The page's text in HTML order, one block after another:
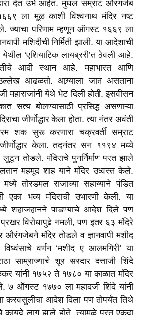
देत उभे आहेत. मुघल सम्राट औरंगजेब
ला मूळ काशी विश्वनाथ मंदिर नष्ट
ज्याचा परिणाम म्हणून ऑगस्ट १६६९ ला
मशिदीची निर्मिती झाली. या आदेशाची
‘एशियाटिक लायब्ररी’त ठेवली आहे.
आदी स्थान आहे. महाभारत आणि
आढळतो. आग्र्याला जात असताना
महाराजांनी येथे भेट दिली होती. इसवीसन
सत्य बोलण्यासाठी प्रसिद्ध असणाऱ्या
जीर्णोद्धार केला होता. त्या नंतर अवंती
शक सुरू करणारा चक्रवर्ती सम्राट
जीर्णोद्धार केला. तदनंतर सन ११९४ मध्ये
लुटून तोडले. मंदिराचे पुनर्निर्माण परत झाले
महमूद शाह याने मंदिर उध्वस्त केले.
तोरडमल राजाच्या सहाय्याने पंडित
एका भव्य मंदिराची उभारणी केली. या
शहाजहानने पाडण्याचे आदेश दिले पण
प्रखर विरोधापुढे नमली, पण इतर ६३ मंदिरे
औरंगजेबने मंदिर तोडले व ज्ञानवापी मशीद
विध्वंसाचे वर्णन ‘मशीद ए आलमगिरी’ या
साम्राज्याचे शूर सरदार दत्ताजी शिंदे
यांनी १७५२ ते १७८० या काळात मंदिर
७ ऑगस्ट १७७० ला महादजी शिंदे यांनी
करवसुलीचा आदेश दिला पण तोपर्यंत तिथे
कायदे लागू झाले होते. त्यामुळे परत एकदा